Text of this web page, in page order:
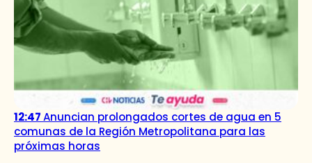
12:47Anuncian prolongados cortes de agua en 5
comunas de la Región Metropolitana para las
próximas horas